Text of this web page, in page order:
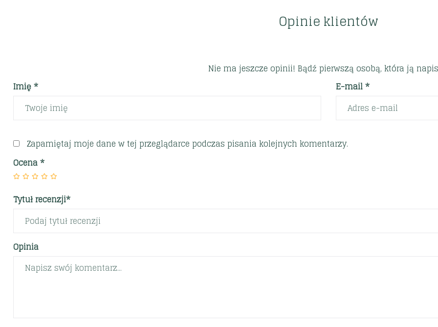
Opinie klientów
Nie ma jeszcze opinii! Bądź pierwszą osobą, która ją
Imię *
E-mail *
Zapamiętaj moje dane w tej przeglądarce podczas pisania kolejnych komentarzy.
Ocena*
Tytuł recenzji*
Opinia